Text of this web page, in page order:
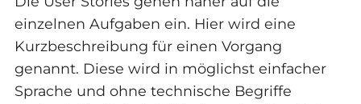
einzelnen Aufgaben ein. Hier wird eine
Kurzbeschreibung für einen Vorgang
genannt. Diese wird in möglichst einfacher
Sprache und ohne technische Begriffe